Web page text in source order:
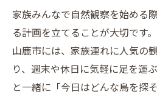
家族みんなで自然観察を始める
る計画を立てることが大切です
山鹿市には、家族連れに人気の
り、週末や休日に気軽に足を運
と一緒に「今日はどんな鳥を探